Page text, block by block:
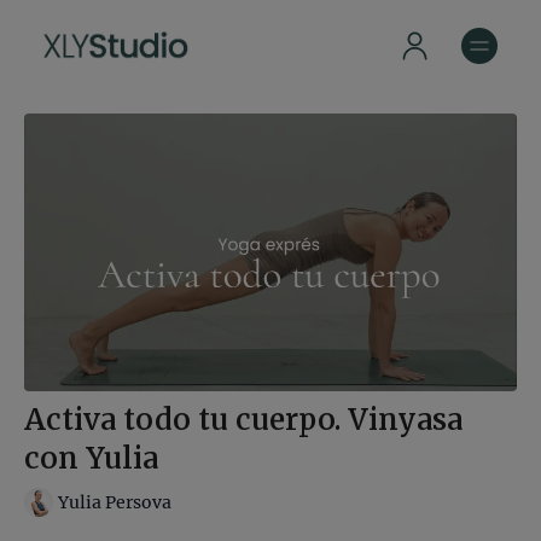
Activa todo tu cuerpo. Vinyasa
con Yulia
Yulia Persova